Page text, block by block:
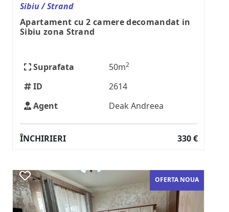
Sibiu / Strand
Apartament cu 2 camere decomandat in
Sibiu zona Strand
Suprafata 50m2
ID
2614
Agent
Deak Andreea
ÎNCHIRIERI 330 €
OFERTA NOUA